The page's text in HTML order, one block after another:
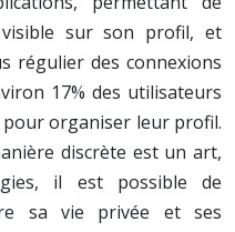
sur son profil, et
régulier des connexions
17% des utilisateurs
organiser leur profil.
discrète est un art,
il est possible de
sa vie privée et ses